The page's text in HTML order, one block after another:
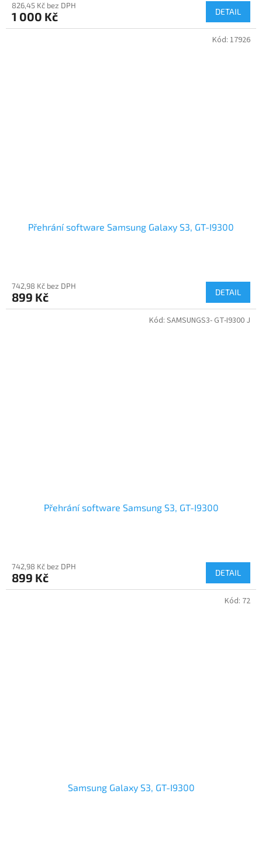
826,45 Kč bez DPH
1 000 Kč DETAIL
Přehrání software Samsung Galaxy S3, GT-I9300
742,98 Kč bez DPH
899 Kč DETAIL
Kód: 17926
Přehrání software Samsung S3, GT-I9300
742,98 Kč bez DPH
899 Kč DETAIL
Kód: SAMSUNGS3- GT-I9300 J
Samsung Galaxy S3, GT-I9300
Kód: 72